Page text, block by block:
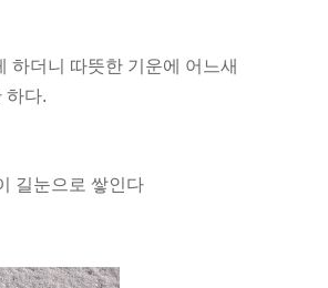
하더니 따뜻한 기운에 어느새
하다.
길눈으로 쌓인다